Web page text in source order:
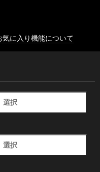
気に入り機能について
選択
選択